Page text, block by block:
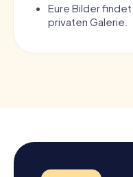
Eure Bilder
privaten Galerie.